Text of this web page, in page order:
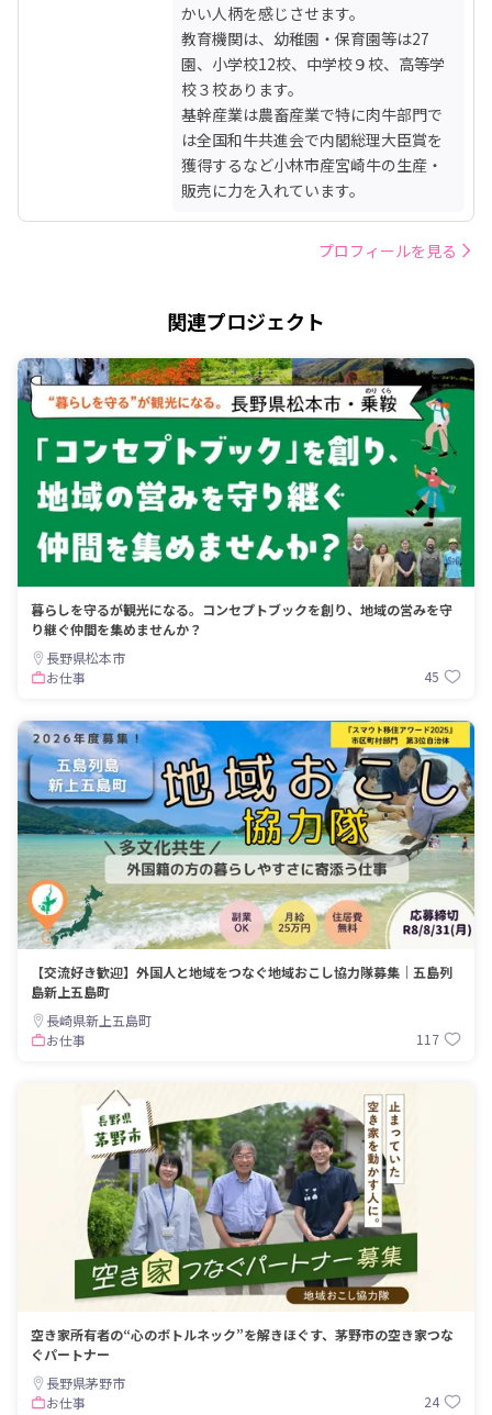
かい人柄を感じさせます。
教育機関は、幼稚園・保育園等は27
園、小学校12校、中学校９校、高等学
校３校あります。
基幹産業は農畜産業で特に肉牛部門で
は全国和牛共進会で内閣総理大臣賞を
獲得するなど小林市産宮崎牛の生産・
販売に力を入れています。
プロフィールを見る
関連プロジェクト
暮らしを守るが観光になる。コンセプトブックを創り、地域の営みを守
り継ぐ仲間を集めませんか？
長野県松本市
お仕事
45
【交流好き歓迎】外国人と地域をつなぐ地域おこし協力隊募集｜五島列
島新上五島町
長崎県新上五島町
お仕事
117
空き家所有者の“心のボトルネック”を解きほぐす、茅野市の空き家つな
ぐパートナー
長野県茅野市
お仕事
24